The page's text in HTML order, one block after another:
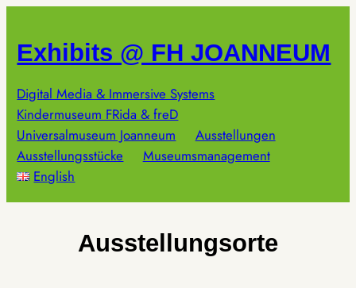
springen
Exhibits @ FH JOANNEUM
Digital Media & Immersive Systems
Kindermuseum FRida & freD
Universalmuseum Joanneum
Ausstellungen
Ausstellungsstücke
Museumsmanagement
English
Ausstellungsorte